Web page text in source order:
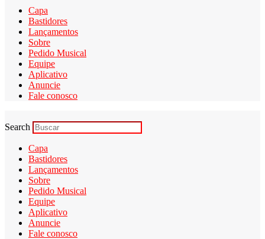
Capa
Bastidores
Lançamentos
Sobre
Pedido Musical
Equipe
Aplicativo
Anuncie
Fale conosco
Search
Capa
Bastidores
Lançamentos
Sobre
Pedido Musical
Equipe
Aplicativo
Anuncie
Fale conosco